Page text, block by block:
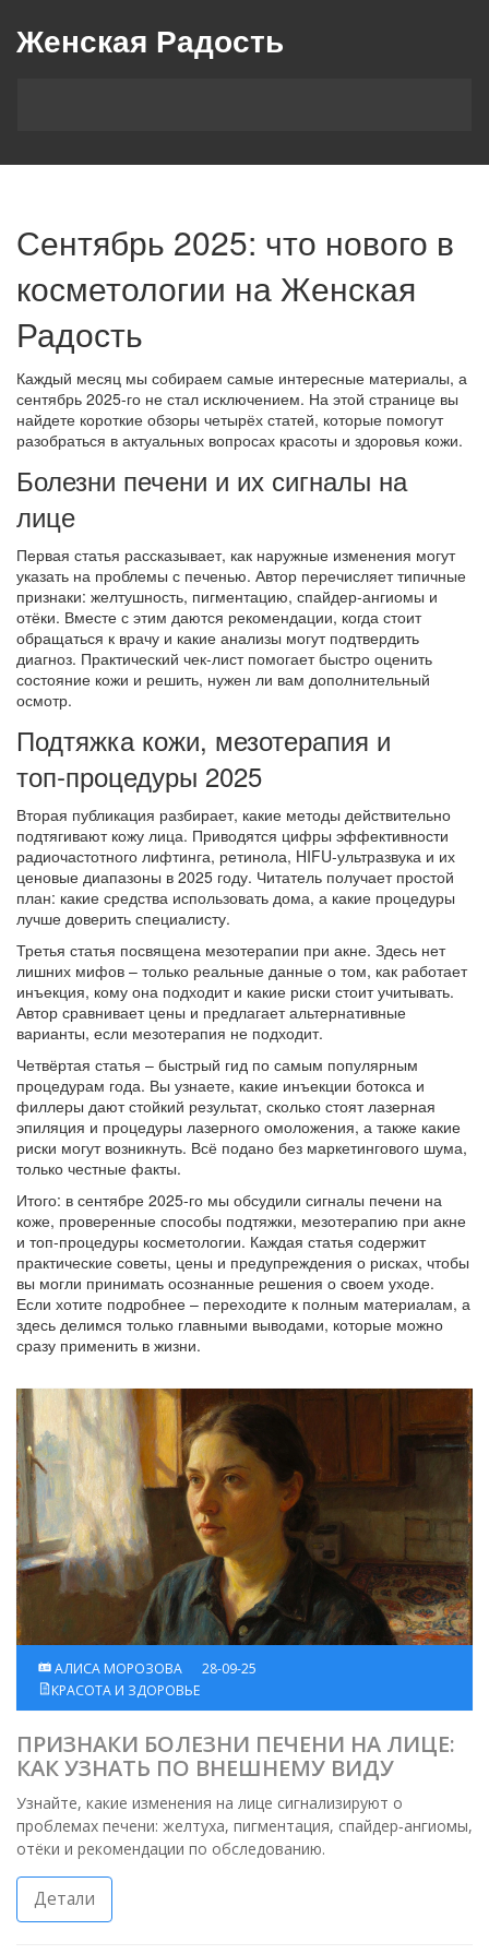
Женская Радость
Сентябрь 2025: что нового в
косметологии на Женская
Радость
Каждый месяц мы собираем самые интересные материалы, а
сентябрь 2025‑го не стал исключением. На этой странице вы
найдете короткие обзоры четырёх статей, которые помогут
разобраться в актуальных вопросах красоты и здоровья кожи.
Болезни печени и их сигналы на
лице
Первая статья рассказывает, как наружные изменения могут
указать на проблемы с печенью. Автор перечисляет типичные
признаки: желтушность, пигментацию, спайдер‑ангиомы и
отёки. Вместе с этим даются рекомендации, когда стоит
обращаться к врачу и какие анализы могут подтвердить
диагноз. Практический чек‑лист помогает быстро оценить
состояние кожи и решить, нужен ли вам дополнительный
осмотр.
Подтяжка кожи, мезотерапия и
топ‑процедуры 2025
Вторая публикация разбирает, какие методы действительно
подтягивают кожу лица. Приводятся цифры эффективности
радиочастотного лифтинга, ретинола, HIFU‑ультразвука и их
ценовые диапазоны в 2025 году. Читатель получает простой
план: какие средства использовать дома, а какие процедуры
лучше доверить специалисту.
Третья статья посвящена мезотерапии при акне. Здесь нет
лишних мифов – только реальные данные о том, как работает
инъекция, кому она подходит и какие риски стоит учитывать.
Автор сравнивает цены и предлагает альтернативные
варианты, если мезотерапия не подходит.
Четвёртая статья – быстрый гид по самым популярным
процедурам года. Вы узнаете, какие инъекции ботокса и
филлеры дают стойкий результат, сколько стоят лазерная
эпиляция и процедуры лазерного омоложения, а также какие
риски могут возникнуть. Всё подано без маркетингового шума,
только честные факты.
Итого: в сентябре 2025‑го мы обсудили сигналы печени на
коже, проверенные способы подтяжки, мезотерапию при акне
и топ‑процедуры косметологии. Каждая статья содержит
практические советы, цены и предупреждения о рисках, чтобы
вы могли принимать осознанные решения о своем уходе.
Если хотите подробнее – переходите к полным материалам, а
здесь делимся только главными выводами, которые можно
сразу применить в жизни.
АЛИСА МОРОЗОВА
28-09-25
КРАСОТА И ЗДОРОВЬЕ
ПРИЗНАКИ БОЛЕЗНИ ПЕЧЕНИ НА ЛИЦЕ:
КАК УЗНАТЬ ПО ВНЕШНЕМУ ВИДУ
Узнайте, какие изменения на лице сигнализируют о
проблемах печени: желтуха, пигментация, спайдер‑ангиомы,
отёки и рекомендации по обследованию.
Детали